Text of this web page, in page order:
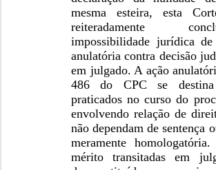
mesma esteira, esta
reiteradamente
impossibilidade jurídica
anulatória contra decisão
em julgado. A ação
486 do CPC se
praticados no curso do
envolvendo relação de
não dependam de sentença
meramente
mérito transitadas em